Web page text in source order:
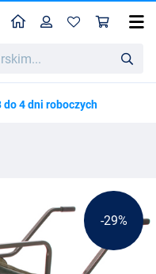
HomeProfil
do 4 dni roboczych
-29%